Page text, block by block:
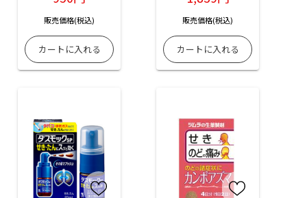
販売価格(税込) 販売価格(税込)